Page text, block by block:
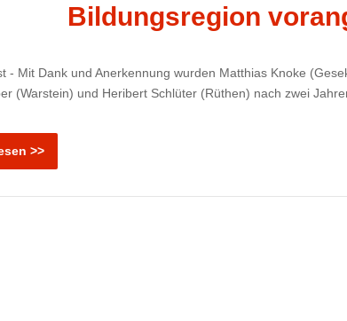
Bildungsregion
- Mit Dank und Anerkennung wurden Matthias Knoke
(Warstein) und Heribert Schlüter (Rüthen) nach zwei
>>